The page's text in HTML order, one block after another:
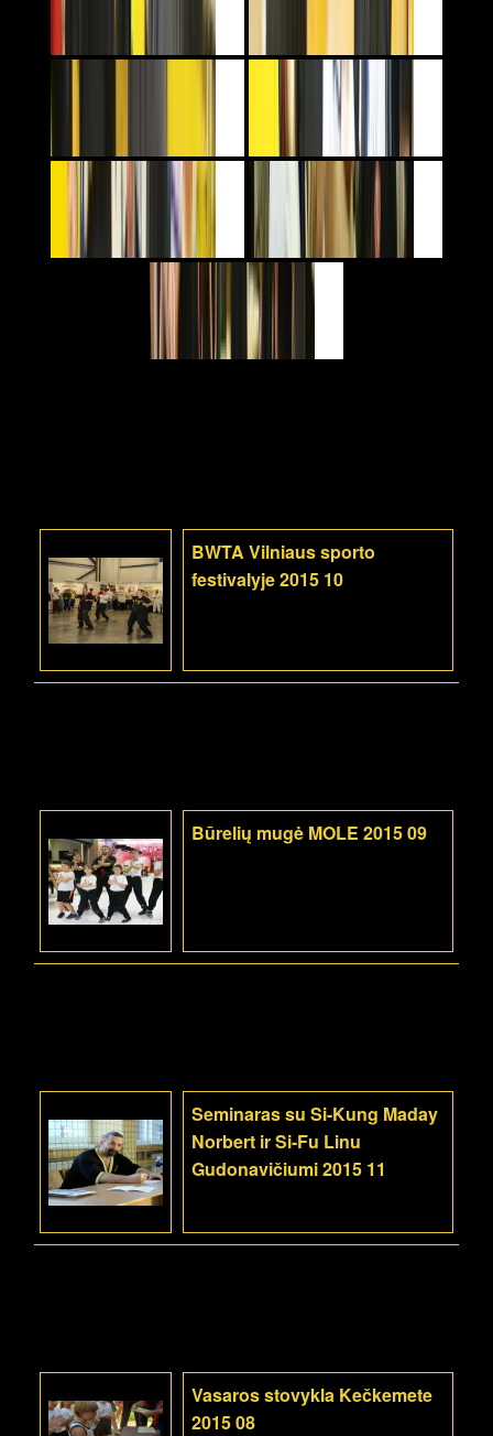
BWTA Vilniaus sporto
festivalyje 2015 10
Būrelių mugė MOLE 2015 09
Seminaras su Si-Kung Maday
Norbert ir Si-Fu Linu
Gudonavičiumi 2015 11
Vasaros stovykla Kečkemete
2015 08